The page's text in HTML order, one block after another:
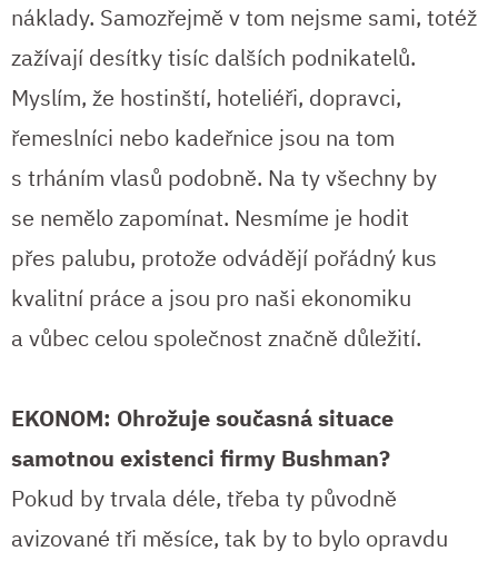
náklady. Samozřejmě v tom nejsme sami, totéž
zažívají desítky tisíc dalších podnikatelů.
Myslím, že hostinští, hoteliéři, dopravci,
řemeslníci nebo kadeřnice jsou na tom
s trháním vlasů podobně. Na ty všechny by
se nemělo zapomínat. Nesmíme je hodit
přes palubu, protože odvádějí pořádný kus
kvalitní práce a jsou pro naši ekonomiku
a vůbec celou společnost značně důležití.
EKONOM: Ohrožuje současná situace
samotnou existenci firmy Bushman?
Pokud by trvala déle, třeba ty původně
avizované tři měsíce, tak by to bylo opravdu